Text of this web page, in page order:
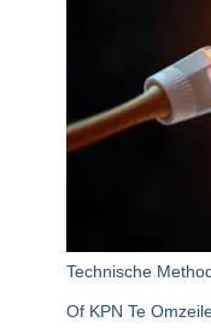
Technische
Of KPN Te